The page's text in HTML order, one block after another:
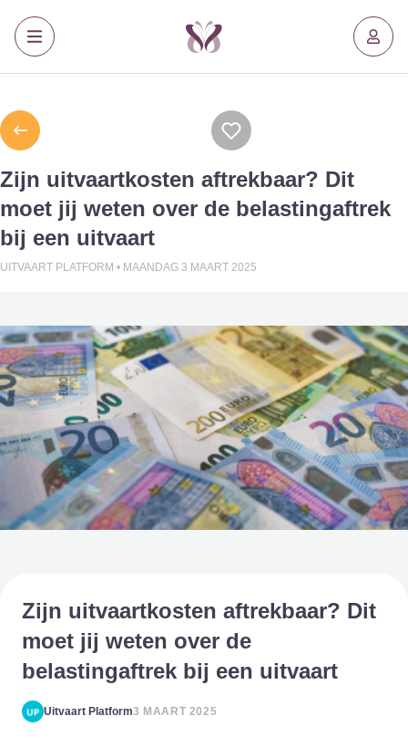
Zijn uitvaartkosten aftrekbaar? Dit
moet jij weten over de belastingaftrek
bij een uitvaart
UITVAART PLATFORM • MAANDAG 3 MAART 2025
Zijn uitvaartkosten aftrekbaar? Dit
moet jij weten over de
belastingaftrek bij een uitvaart
Uitvaart Platform3 MAART 2025